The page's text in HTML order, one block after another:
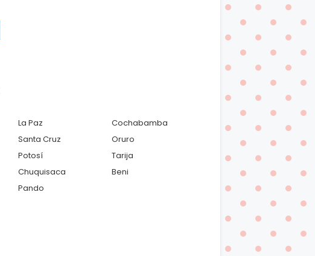
La Paz
Cochabamba
Santa Cruz
Oruro
Potosí
Tarija
Chuquisaca
Beni
Pando